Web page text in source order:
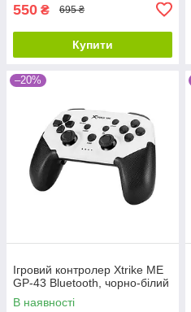
550 ₴ 695 ₴
Купити
–20%
Ігровий контролер Xtrike ME
GP-43 Bluetooth, чорно-білий
В наявності